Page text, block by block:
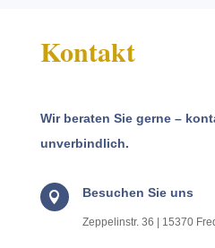
Kontakt
Wir beraten Sie gerne –
unverbindlich.
 Besuchen Sie uns
Zeppelin­str. 36 | 15370